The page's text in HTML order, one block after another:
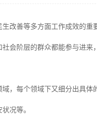
改善等多方面工作成效的重
会阶层的群众都能参与进来
，每个领域下又细分出具体
况等。